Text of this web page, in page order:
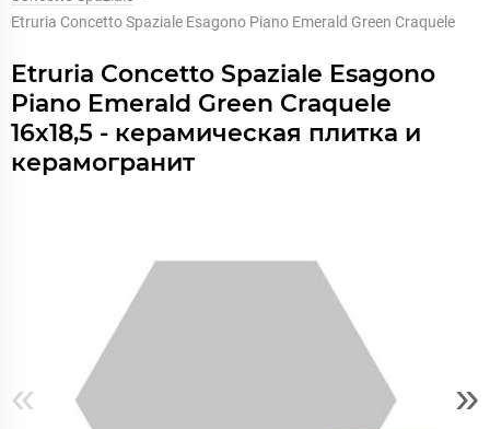
Etruria Concetto Spaziale Esagono Piano Emerald Green Craquele
Etruria Concetto Spaziale Esagono
Piano Emerald Green Craquele
16x18,5 - керамическая плитка и
керамогранит
« »